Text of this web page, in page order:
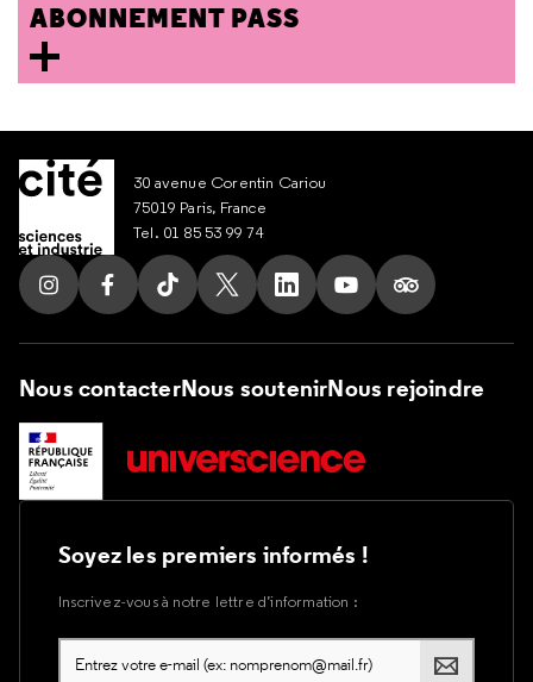
ABONNEMENT PASS
30 avenue Corentin Cariou
75019 Paris, France
Tel. 01 85 53 99 74
Suivez nous sur Instagram
Suivez nous sur Facebook
Suivez nous sur Tik Tok
Suivez nous sur X
Suivez nous sur LinkedIn
Suivez nous sur
Suivez nous
Nous contacterNous soutenirNous rejoindre
Soyez les premiers informés !
Inscrivez-vous à notre lettre d’information :